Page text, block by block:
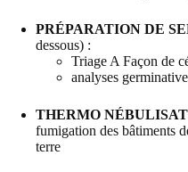
PRÉPARATION DE
dessous) :
Triage A Façon de
analyses
THERMO
fumigation des bâtiments
terre